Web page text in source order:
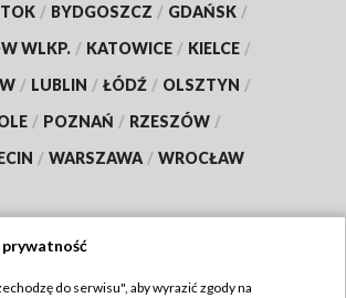
/ BYDGOSZCZ / GDAŃSK /
WLKP. / KATOWICE / KIELCE /
/ LUBLIN / ŁÓDŹ / OLSZTYN /
/ POZNAŃ / RZESZÓW /
/ WARSZAWA / WROCŁAW
prywatność
do serwisu", aby wyrazić zgody na